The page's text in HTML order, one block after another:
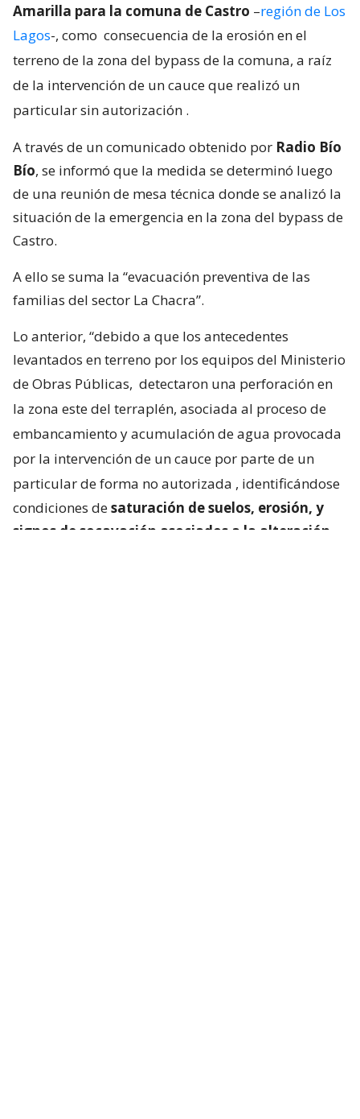
Amarilla para la comuna de Castro –región de Los
Lagos-, como consecuencia de la erosión en el
terreno de la zona del bypass de la comuna, a raíz
de la intervención de un cauce que realizó un
particular sin autorización .
A través de un comunicado obtenido por Radio Bío
Bío, se informó que la medida se determinó luego
de una reunión de mesa técnica donde se analizó la
situación de la emergencia en la zona del bypass de
Castro.
A ello se suma la “evacuación preventiva de las
familias del sector La Chacra”.
Lo anterior, “debido a que los antecedentes
levantados en terreno por los equipos del Ministerio
de Obras Públicas, detectaron una perforación en
la zona este del terraplén, asociada al proceso de
embancamiento y acumulación de agua provocada
por la intervención de un cauce por parte de un
particular de forma no autorizada , identificándose
condiciones desaturación de suelos, erosión, y
signos de socavación asociados a la alteración